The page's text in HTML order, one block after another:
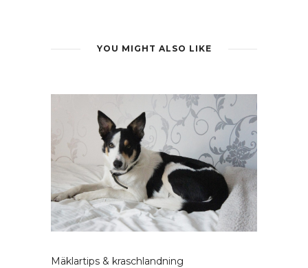
YOU MIGHT ALSO LIKE
Mäklartips & kraschlandning